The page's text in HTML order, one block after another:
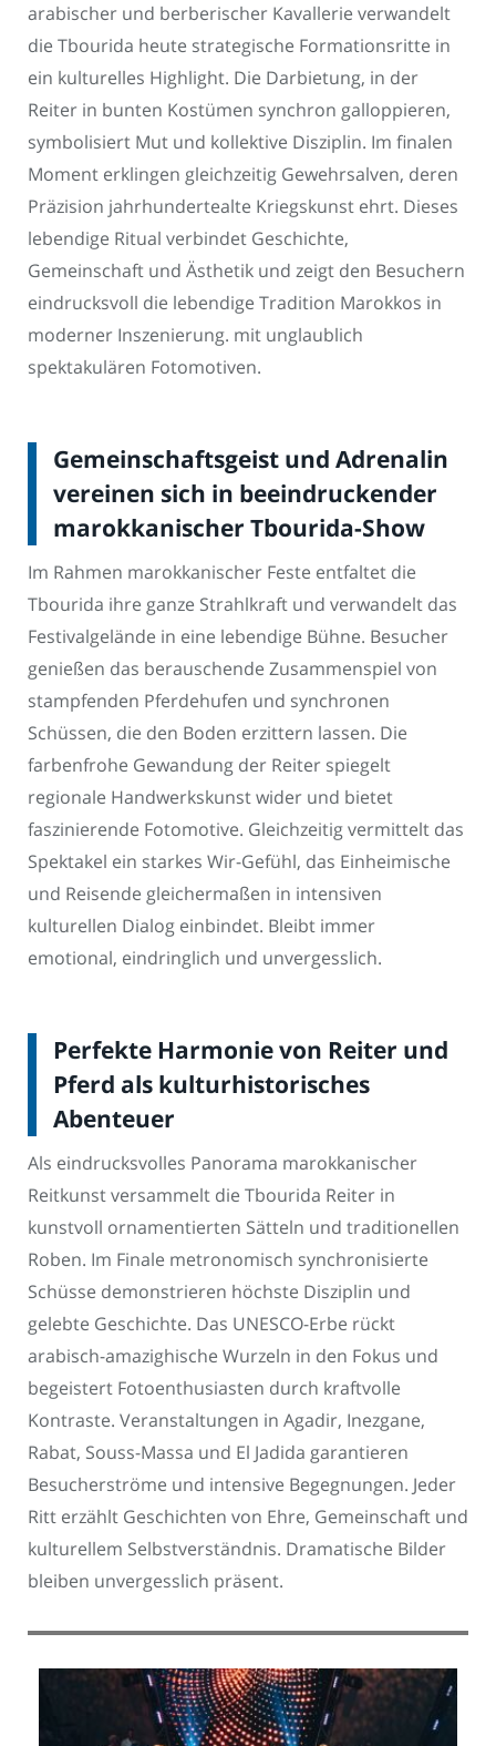
arabischer und berberischer Kavallerie verwandelt
die Tbourida heute strategische Formationsritte in
ein kulturelles Highlight. Die Darbietung, in der
Reiter in bunten Kostümen synchron galloppieren,
symbolisiert Mut und kollektive Disziplin. Im finalen
Moment erklingen gleichzeitig Gewehrsalven, deren
Präzision jahrhundertealte Kriegskunst ehrt. Dieses
lebendige Ritual verbindet Geschichte,
Gemeinschaft und Ästhetik und zeigt den Besuchern
eindrucksvoll die lebendige Tradition Marokkos in
moderner Inszenierung. mit unglaublich
spektakulären Fotomotiven.
Gemeinschaftsgeist und Adrenalin
vereinen sich in beeindruckender
marokkanischer Tbourida-Show
Im Rahmen marokkanischer Feste entfaltet die
Tbourida ihre ganze Strahlkraft und verwandelt das
Festivalgelände in eine lebendige Bühne. Besucher
genießen das berauschende Zusammenspiel von
stampfenden Pferdehufen und synchronen
Schüssen, die den Boden erzittern lassen. Die
farbenfrohe Gewandung der Reiter spiegelt
regionale Handwerkskunst wider und bietet
faszinierende Fotomotive. Gleichzeitig vermittelt das
Spektakel ein starkes Wir-Gefühl, das Einheimische
und Reisende gleichermaßen in intensiven
kulturellen Dialog einbindet. Bleibt immer
emotional, eindringlich und unvergesslich.
Perfekte Harmonie von Reiter und
Pferd als kulturhistorisches
Abenteuer
Als eindrucksvolles Panorama marokkanischer
Reitkunst versammelt die Tbourida Reiter in
kunstvoll ornamentierten Sätteln und traditionellen
Roben. Im Finale metronomisch synchronisierte
Schüsse demonstrieren höchste Disziplin und
gelebte Geschichte. Das UNESCO-Erbe rückt
arabisch-amazighische Wurzeln in den Fokus und
begeistert Fotoenthusiasten durch kraftvolle
Kontraste. Veranstaltungen in Agadir, Inezgane,
Rabat, Souss-Massa und El Jadida garantieren
Besucherströme und intensive Begegnungen. Jeder
Ritt erzählt Geschichten von Ehre, Gemeinschaft und
kulturellem Selbstverständnis. Dramatische Bilder
bleiben unvergesslich präsent.